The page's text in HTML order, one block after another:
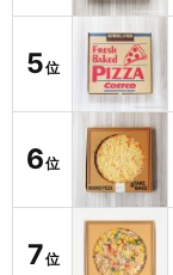
5位
6位
7位